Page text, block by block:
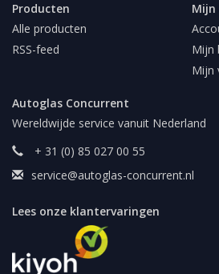
Producten
Alle producten
RSS-feed
Mijn
Mijn
Mijn
Autoglas Concurrent
Wereldwijde service vanuit Nederland
+ 31 (0) 85 027 00 55
service@autoglas-concurrent.nl
Lees onze klantervaringen